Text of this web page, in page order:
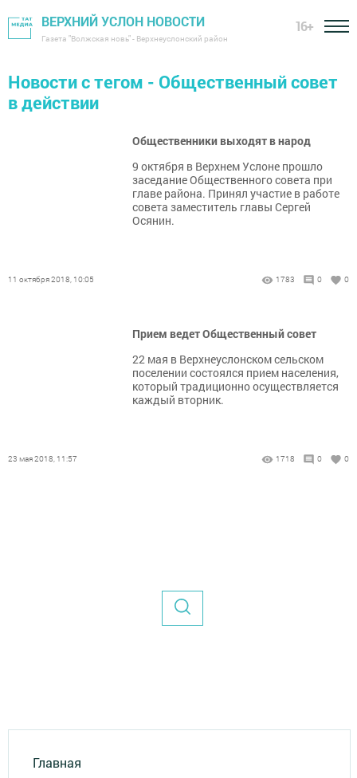
ВЕРХНИЙ УСЛОН НОВОСТИ
Газета "Волжская новь" - Верхнеуслонский район
16+
Новости с тегом - Общественный совет
в действии
Общественники выходят в народ
9 октября в Верхнем Услоне прошло
заседание Общественного совета при
главе района. Принял участие в работе
совета заместитель главы Сергей
Осянин.
11 октября 2018, 10:05 1783 0 0
Прием ведет Общественный совет
22 мая в Верхнеуслонском сельском
поселении состоялся прием населения,
который традиционно осуществляется
каждый вторник.
23 мая 2018, 11:57 1718 0 0
Главная